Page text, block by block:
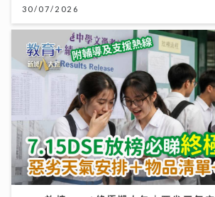
30/07/2026